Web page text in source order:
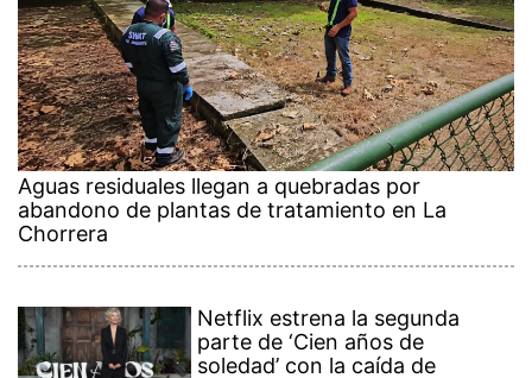
Aguas residuales llegan a quebradas por
abandono de plantas de tratamiento en La
Chorrera
Netflix estrena la segunda
parte de ‘Cien años de
soledad’ con la caída de